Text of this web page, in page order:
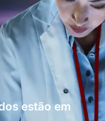
estão em